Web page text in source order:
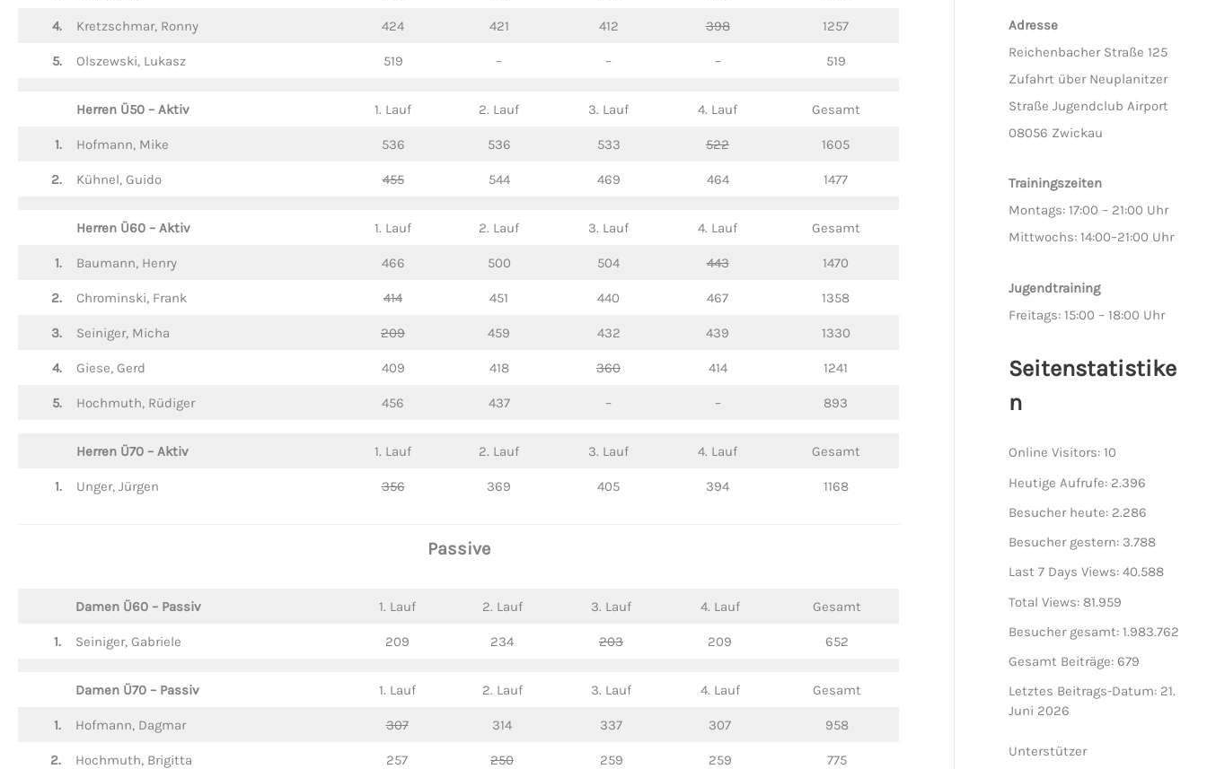
4. Kretzschmar, Ronny 424 421 412 398 1257
5. Olszewski, Lukasz 519 – – – 519
Herren Ü50 – Aktiv 1. Lauf 2. Lauf 3. Lauf 4. Lauf Gesamt
1. Hofmann, Mike 536 536 533 522 1605
2. Kühnel, Guido 455 544 469 464 1477
Herren Ü60 – Aktiv 1. Lauf 2. Lauf 3. Lauf 4. Lauf Gesamt
1. Baumann, Henry 466 500 504 443 1470
2. Chrominski, Frank 414 451 440 467 1358
3. Seiniger, Micha 209 459 432 439 1330
4. Giese, Gerd 409 418 360 414 1241
5. Hochmuth, Rüdiger 456 437 – – 893
Herren Ü70 – Aktiv 1. Lauf 2. Lauf 3. Lauf 4. Lauf Gesamt
1. Unger, Jürgen 356 369 405 394 1168
Passive
Damen Ü60 – Passiv 1. Lauf 2. Lauf 3. Lauf 4. Lauf Gesamt
1. Seiniger, Gabriele 209 234 203 209 652
Damen Ü70 – Passiv 1. Lauf 2. Lauf 3. Lauf 4. Lauf Gesamt
1. Hofmann, Dagmar 307 314 337 307 958
2. Hochmuth, Brigitta 257 250 259 259 775
Adresse
Reichenbacher Straße 125
Zufahrt über Neuplanitzer
Straße Jugendclub Airport
08056 Zwickau
Trainingszeiten
Montags: 17:00 – 21:00 Uhr
Mittwochs: 14:00–21:00 Uhr
Jugendtraining
Freitags: 15:00 – 18:00 Uhr
Seitenstatistike
n
Online Visitors:10
Heutige Aufrufe: 2.396
Besucher heute: 2.286
Besucher gestern: 3.788
Last 7 Days Views:40.588
Total Views: 81.959
Besucher gesamt:1.983.762
Gesamt Beiträge:679
Letztes Beitrags-Datum: 21.
Juni 2026
Unterstützer